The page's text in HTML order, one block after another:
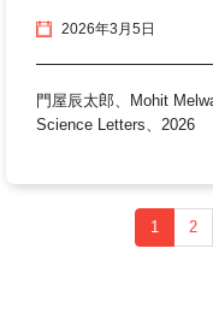
2026年3月5日
門屋辰太郎、Mohit
Science Letters、2026
1 2